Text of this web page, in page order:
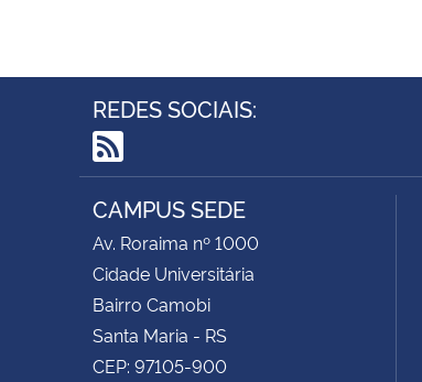
REDES SOCIAIS:
RSS
CAMPUS SEDE
Av. Roraima nº 1000
Cidade Universitária
Bairro Camobi
Santa Maria - RS
CEP: 97105-900